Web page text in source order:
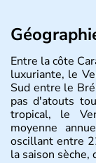
Entre la côte
luxuriante, le
Sud entre le
pas d'atouts
tropical, le
moyenne
oscillant entre
la saison sèche,